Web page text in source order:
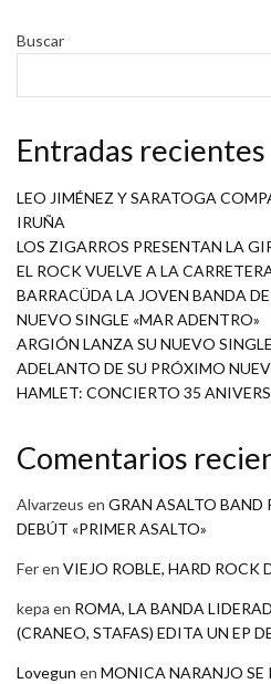
Buscar
Entradas recientes
LEO JIMÉNEZ Y SARATOGA
IRUÑA
LOS ZIGARROS PRESENTAN LA
EL ROCK VUELVE A LA
BARRACÜDA LA JOVEN BANDA
NUEVO SINGLE «MAR ADENTRO»
ARGIÓN LANZA SU NUEVO
ADELANTO DE SU PRÓXIMO
HAMLET: CONCIERTO 35
Comentarios
Alvarzeus en GRAN ASALTO BAND
DEBÚT «PRIMER ASALTO»
Feren VIEJO ROBLE, HARD ROCK
kepa en ROMA, LA BANDA
(CRANEO, STAFAS) EDITA UN EP
Lovegun en MONICA NARANJO SE